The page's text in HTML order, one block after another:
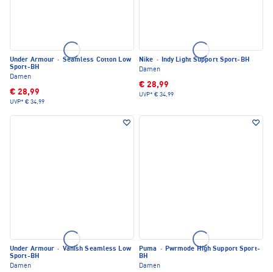
Under Armour · Seamless Cotton Low
Sport-BH
Damen
€ 28,99
UVP* € 34,99
Nike · Indy Light Support Sport-BH
Damen
€ 28,99
UVP* € 34,99
Under Armour · Vanish Seamless Low
Sport-BH
Damen
Puma · Pwrmode High Support Sport-
BH
Damen